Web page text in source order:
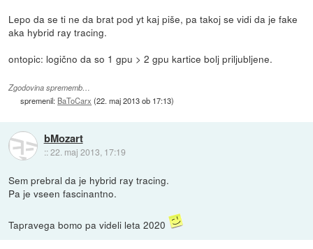
Lepo da se ti ne da brat pod yt kaj piše, pa takoj se vidi da je fake
aka hybrid ray tracing.
ontopic: logično da so 1 gpu > 2 gpu kartice bolj priljubljene.
Zgodovina sprememb…
spremenil: BaToCarx (22. maj 2013 ob 17:13)
bMozart
::22. maj 2013, 17:19
Sem prebral da je hybrid ray tracing.
Pa je vseen fascinantno.
Tapravega bomo pa videli leta 2020